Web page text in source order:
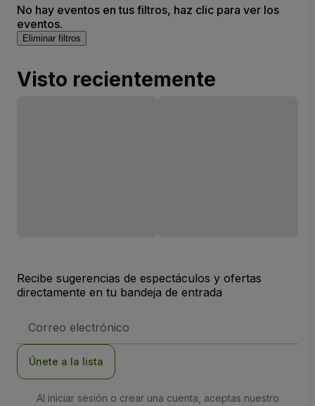
No hay eventos en tus filtros, haz clic para ver los
eventos.
Eliminar filtros
Visto recientemente
Recibe sugerencias de espectáculos y ofertas
directamente en tu bandeja de entrada
de
Únete a la lista
Al iniciar sesión o crear una cuenta, aceptas nuestro